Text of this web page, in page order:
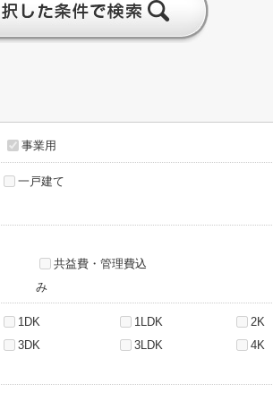
事業用
一戸建て
共益費・管理費込
み
1DK 1LDK 2K
3DK 3LDK 4K